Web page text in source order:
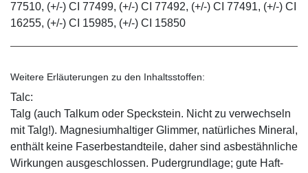
77510, (+/-) CI 77499, (+/-) CI 77492, (+/-) CI 77491, (+/-) CI
16255, (+/-) CI 15985, (+/-) CI 15850
Weitere Erläuterungen zu den Inhaltsstoffen:
Talc:
Talg (auch Talkum oder Speckstein. Nicht zu verwechseln
mit Talg!). Magnesiumhaltiger Glimmer, natürliches Mineral,
enthält keine Faserbestandteile, daher sind asbestähnliche
Wirkungen ausgeschlossen. Pudergrundlage; gute Haft-